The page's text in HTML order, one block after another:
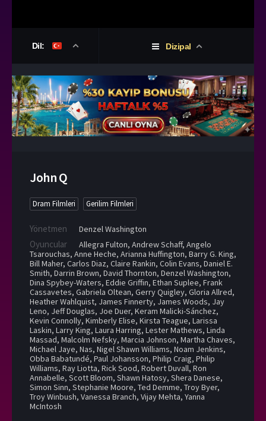
Dil: Dizipal
John Q
Dram Filmleri Gerilim Filmleri
Yönetmen Denzel Washington
Oyuncular Allegra Fulton, Andrew Schaff, Angelo
Tsarouchas, Anne Heche, Arianna Huffington, Barry G. King,
Bill Maher, Carlos Diaz, Claire Rankin, Colin Evans, Daniel E.
Smith, Darrin Brown, David Thornton, Denzel Washington,
Dina Spybey-Waters, Eddie Griffin, Ethan Suplee, Frank
Cassavetes, Gabriela Oltean, Gerry Quigley, Gloria Allred,
Heather Wahlquist, James Finnerty, James Woods, Jay
Leno, Jeff Douglas, Joe Duer, Keram Malicki-Sánchez,
Kevin Connolly, Kimberly Elise, Kirsta Teague, Larissa
Laskin, Larry King, Laura Harring, Lester Mathews, Linda
Massad, Malcolm Nefsky, Marcia Johnson, Martha Chaves,
Michael Jaye, Nas, Nigel Shawn Williams, Noam Jenkins,
Obba Babatundé, Paul Johansson, Philip Craig, Philip
Williams, Ray Liotta, Rick Sood, Robert Duvall, Ron
Annabelle, Scott Bloom, Shawn Hatosy, Shera Danese,
Simon Sinn, Stephanie Moore, Ted Demme, Troy Byer,
Troy Winbush, Vanessa Branch, Vijay Mehta, Yanna
McIntosh